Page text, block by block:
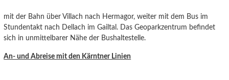
mit der Bahn über Villach nach Hermagor, weiter mit dem Bus im
Stundentakt nach Dellach im Gailtal. Das Geoparkzentrum befindet
sich in unmittelbarer Nähe der Bushaltestelle.
An- und Abreise mit den Kärntner Linien